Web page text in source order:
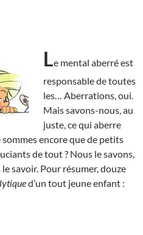
Le mental aberré est
responsable de toutes
les… Aberrations, oui.
Mais savons-nous, au
juste, ce qui aberre
encore que de petits
de tout ? Nous le savons,
savoir. Pour résumer, douze
d’un tout jeune enfant :